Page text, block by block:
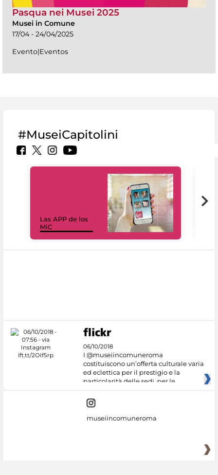
Pasqua nei Musei 2025
Musei in Comune
17/04 - 24/04/2025
Evento|Eventos
#MuseiCapitolini
Las APP de los
MiC
06/10/2018
I @museiincomuneroma
costituiscono un’offerta culturale varia
ed eclettica per il prestigio e la
particolarità delle sedi, per le
museiincomuneroma